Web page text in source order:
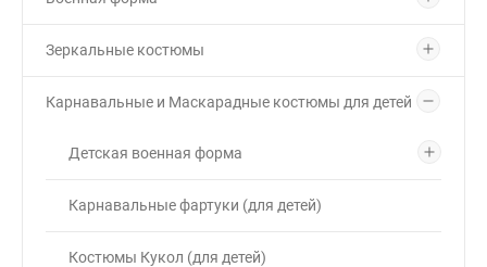
Зеркальные костюмы
Карнавальные и Маскарадные костюмы для детей
Детская военная форма
Карнавальные фартуки (для детей)
Костюмы Кукол (для детей)